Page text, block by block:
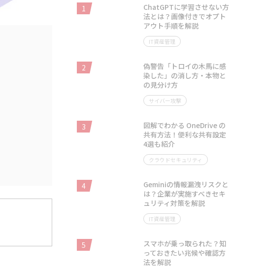
1
ChatGPTに学習させない方
法とは？画像付きでオプト
アウト手順を解説
IT資産管理
2
偽警告「トロイの木馬に感
染した」の消し方・本物と
の見分け方
サイバー攻撃
3
図解でわかる OneDrive の
共有方法！便利な共有設定
4選も紹介
クラウドセキュリティ
4
Geminiの情報漏洩リスクと
は？企業が実施すべきセキ
ュリティ対策を解説
IT資産管理
5
スマホが乗っ取られた？知
っておきたい兆候や確認方
法を解説